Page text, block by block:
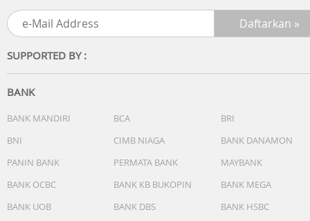
SUPPORTED BY :
BANK
BANK MANDIRI BCA
BRI
BNI
CIMB NIAGA
BANK DANAMON
PANIN BANK
PERMATA BANK
MAYBANK
BANK OCBC
BANK KB BUKOPIN
BANK MEGA
BANK UOB
BANK DBS
BANK HSBC